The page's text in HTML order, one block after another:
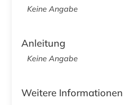
Keine Angabe
Anleitung
Keine Angabe
Weitere Informationen